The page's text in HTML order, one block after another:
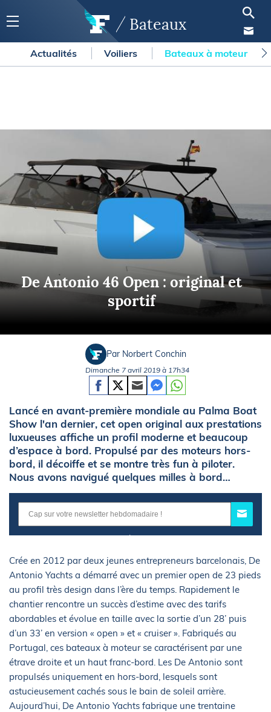
Bateaux
Actualités Voiliers Bateaux à moteur
De Antonio 46 Open : original et
sportif
Par Norbert Conchin
Dimanche 7 avril 2019 à 17h34
Lancé en avant-première mondiale au Palma Boat
Show l'an dernier, cet open original aux prestations
luxueuses affiche un profil moderne et beaucoup
d’espace à bord. Propulsé par des moteurs hors-
bord, il décoiffe et se montre très fun à piloter.
Nous avons navigué quelques milles à bord…
Crée en 2012 par deux jeunes entrepreneurs barcelonais, De
Antonio Yachts a démarré avec un premier open de 23 pieds
au profil très design dans l’ère du temps. Rapidement le
chantier rencontre un succès d’estime avec des tarifs
abordables et évolue en taille avec la sortie d’un 28’ puis
d’un 33’ en version « open » et « cruiser ». Fabriqués au
Portugal, ces bateaux à moteur se caractérisent par une
étrave droite et un haut franc-bord. Les De Antonio sont
propulsés uniquement en hors-bord, lesquels sont
astucieusement cachés sous le bain de soleil arrière.
Aujourd’hui, De Antonio Yachts fabrique une trentaine